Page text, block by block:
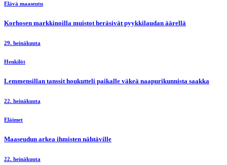
Elävä maaseutu
Korhosen markkinoilla muistot heräsivät pyykkilaudan äärellä
29. heinäkuuta
Henkilöt
Lemmensillan tanssit houkutteli paikalle väkeä naapurikunnista saakka
22. heinäkuuta
Eläimet
Maaseudun arkea ihmisten nähtäville
22. heinäkuuta